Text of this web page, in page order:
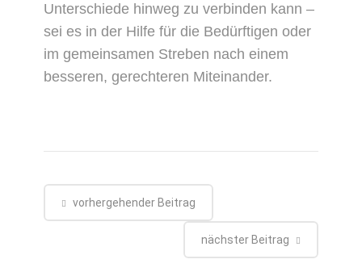
Unterschiede hinweg zu verbinden kann –
sei es in der Hilfe für die Bedürftigen oder
im gemeinsamen Streben nach einem
besseren, gerechteren Miteinander.
vorhergehender Beitrag
nächster Beitrag